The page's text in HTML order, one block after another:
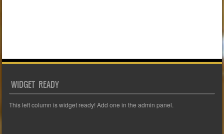
WIDGET READY
This left column is widget ready! Add one in the admin panel.